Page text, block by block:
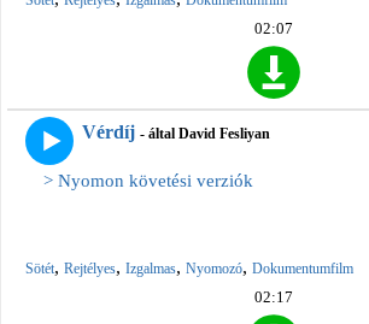
02:07
Vérdíj - által David Fesliyan
> Nyomon követési verziók
Sötét, Rejtélyes, Izgalmas, Nyomozó, Dokumentumfilm
02:17